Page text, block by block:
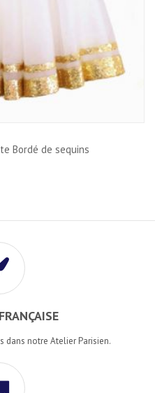
Bordé de sequins
dans notre Atelier Parisien.